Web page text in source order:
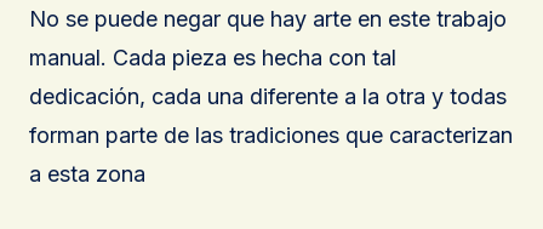
No se puede negar que hay arte en este trabajo
manual. Cada pieza es hecha con tal
dedicación, cada una diferente a la otra y todas
forman parte de las tradiciones que caracterizan
a esta zona